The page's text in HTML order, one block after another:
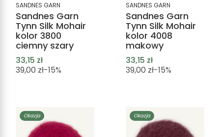
SANDNES GARN
Sandnes Garn
Tynn Silk Mohair
kolor 3800
ciemny szary
33,15 zł
39,00 zł-15%
SANDNES GARN
Sandnes Garn
Tynn Silk Mohair
kolor 4008
makowy
33,15 zł
39,00 zł-15%
Okazja Okazja